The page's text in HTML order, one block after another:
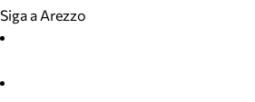
Siga a Arezzo